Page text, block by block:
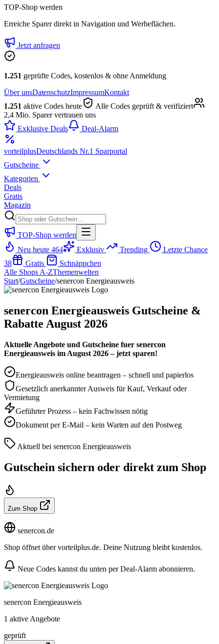
TOP-Shop werden
Erreiche Sparer direkt in Navigation und Werbeflächen.
Jetzt anfragen
1.251 geprüfte Codes, kostenlos & ohne Anmeldung
Über unsDatenschutzImpressumKontakt
1.251 aktive Codes heute
Alle Codes geprüft & verifiziert
2,4 Mio. Sparer vertrauen uns
Exklusive Deals
Deal-Alarm
vorteilplusDeutschlands Nr.1 Sparportal
Gutscheine
Kategorien
Deals
Gratis
Magazin
TOP-Shop werden
Neu heute 464 Exklusiv Trending
Letzte Chance
38
Gratis
Schnäppchen
Alle Shops A-ZThemenwelten
Start/Gutscheine/senercon Energieausweis
senercon Energieausweis Gutscheine &
Rabatte August 2026
Aktuelle Angebote und Gutscheine fuer senercon
Energieausweis im August 2026 – jetzt sparen!
Energieausweis online beantragen – schnell und papierlos
Gesetzlich anerkannter Ausweis für Kauf, Verkauf oder
Vermietung
Geführter Prozess – kein Fachwissen nötig
Dokument per E-Mail – kein Warten auf den Postweg
Aktuell bei senercon Energieausweis
Gutschein sichern oder direkt zum Shop
Zum Shop
senercon.de
Shop öffnet über vorteilplus.de. Deine Nutzung bleibt kostenlos.
Neue Codes kannst du unten per Deal-Alarm abonnieren.
senercon Energieausweis
1 aktive Angebote
geprüft